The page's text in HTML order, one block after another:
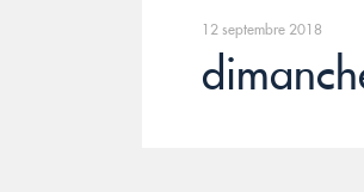
12 septembre 2018